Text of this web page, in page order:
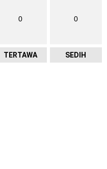
0
TERTAWA
0
SEDIH